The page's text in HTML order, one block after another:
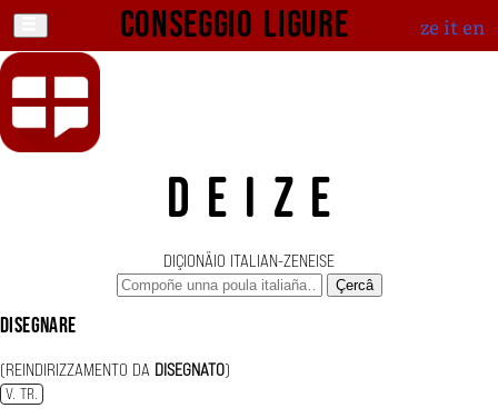
Conseggio ligure ze iten
DEIZE
DIÇIONÄIO ITALIAN-ZENEISE
Çercâ
disegnare
(REINDIRIZZAMENTO DA DISEGNATO)
V. TR.